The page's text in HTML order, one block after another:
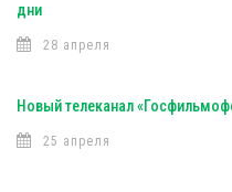
дни
28 апреля
Новый телеканал
25 апреля